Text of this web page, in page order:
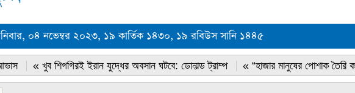
০৪ নভেম্বর ২০২৩, ১৯ কার্তিক ১৪৩০, ১৯ রবিউস সানি ১৪৪৫
« খুব শিগগিরই ইরান যুদ্ধের অবসান ঘটবে: ডোনাল্ড ট্রাম্প « “হাজার মানুষের পোশাক তৈরি